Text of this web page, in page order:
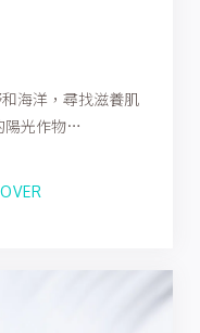
海洋，尋找滋養肌
陽光作物…